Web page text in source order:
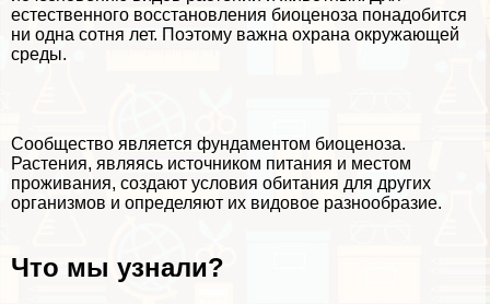
естественного восстановления биоценоза понадобится
ни одна сотня лет. Поэтому важна охрана окружающей
среды.
Сообщество является фундаментом биоценоза.
Растения, являясь источником питания и местом
проживания, создают условия обитания для других
организмов и определяют их видовое разнообразие.
Что мы узнали?